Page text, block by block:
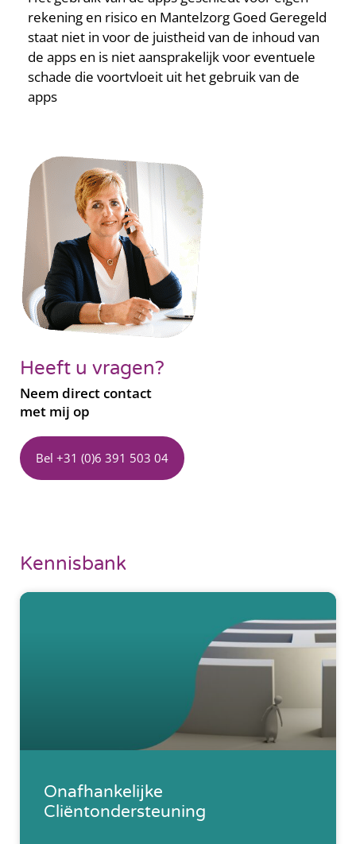
rekening en risico en Mantelzorg Goed Geregeld
staat niet in voor de juistheid van de inhoud van
de apps en is niet aansprakelijk voor eventuele
schade die voortvloeit uit het gebruik van de
apps
Heeft u vragen?
Neem direct contact
met mij op
Bel +31 (0)6 391 503 04
Kennisbank
Onafhankelijke
Cliëntondersteuning